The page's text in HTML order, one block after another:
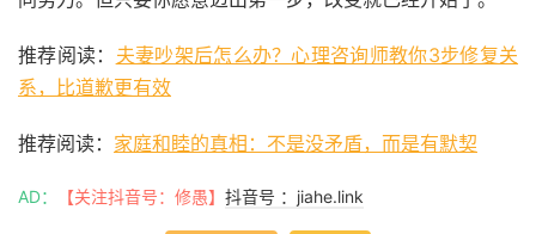
推荐阅读： 夫妻吵架后怎么办？心理咨询师教你3步修复关
系，比道歉更有效
推荐阅读： 家庭和睦的真相：不是没矛盾，而是有默契
AD： 【关注抖音号：修愚】 抖音号 ：jiahe.link